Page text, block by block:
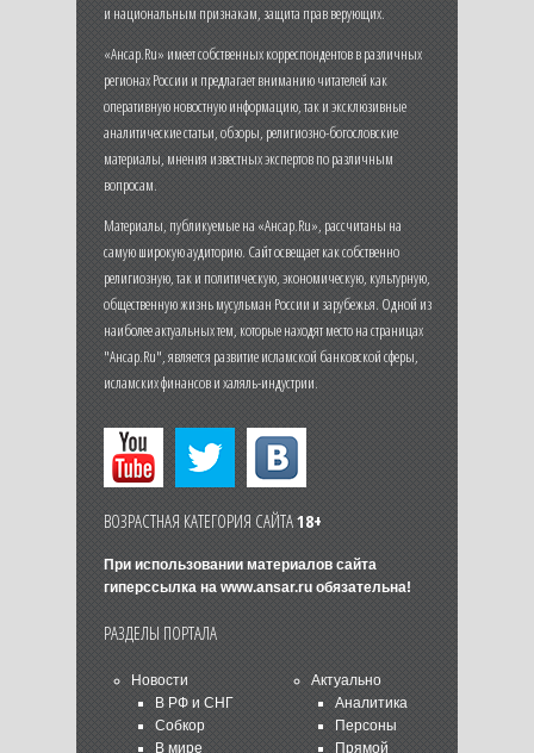
и национальным признакам, защита прав верующих.
«Ансар.Ru» имеет собственных корреспондентов в различных
регионах России и предлагает вниманию читателей как
оперативную новостную информацию, так и эксклюзивные
аналитические статьи, обзоры, религиозно-богословские
материалы, мнения известных экспертов по различным
вопросам.
Материалы, публикуемые на «Ансар.Ru», рассчитаны на
самую широкую аудиторию. Сайт освещает как собственно
религиозную, так и политическую, экономическую, культурную,
общественную жизнь мусульман России и зарубежья. Одной из
наиболее актуальных тем, которые находят место на страницах
"Ансар.Ru", является развитие исламской банковской сферы,
исламских финансов и халяль-индустрии.
ВОЗРАСТНАЯ КАТЕГОРИЯ САЙТА18+
При использовании материалов сайта
гиперссылка на www.ansar.ruобязательна!
РАЗДЕЛЫ ПОРТАЛА
Новости
В РФ и СНГ
Собкор
В мире
Актуально
Аналитика
Персоны
Прямой